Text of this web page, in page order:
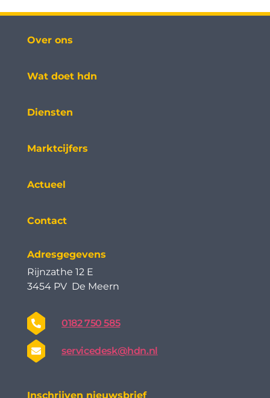
Over ons
Wat doet hdn
Diensten
Marktcijfers
Actueel
Contact
Adresgegevens
Rijnzathe 12 E
3454 PV De Meern
0182 750 585
servicedesk@hdn.nl
Inschrijven nieuwsbrief